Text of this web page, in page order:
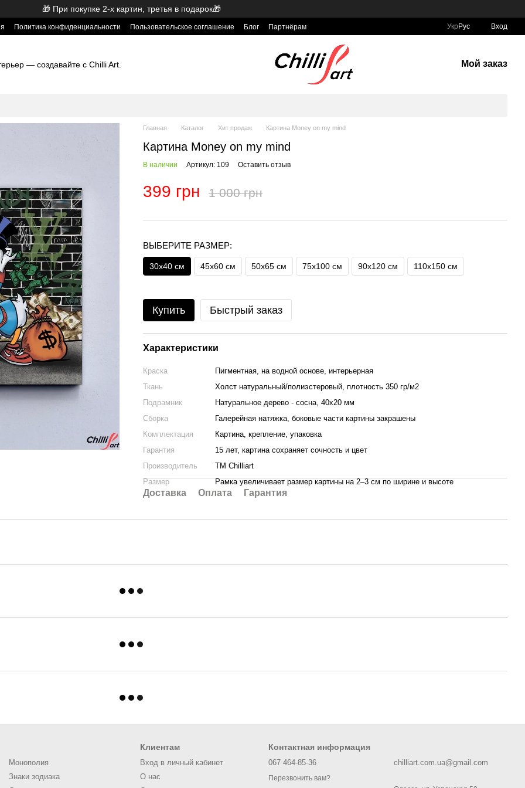
🎁 При покупке 2-х картин, третья в подарок🎁
Политика конфиденциальности Пользовательское соглашение Блог Партнёрам Укр Рус Вход
— создавайте с Chilli Art. Мой заказ
Главная Каталог Хит продаж Картина Money on my mind
Картина Money on my mind
В наличии Артикул: 109 Оставить отзыв
399 грн 1 000 грн
ВЫБЕРИТЕ РАЗМЕР:
30х40 см 45х60 см 50х65 см 75х100 см 90х120 см 110x150 см
Купить Быстрый заказ
Характеристики
Краска
Пигментная, на водной основе, интерьерная
Ткань
Холст натуральный/полиэстеровый, плотность 350 гр/м2
Подрамник
Натуральное дерево - сосна, 40x20 мм
Сборка
Галерейная натяжка, боковые части картины закрашены
Комплектация
Картина, крепление, упаковка
Гарантия
15 лет, картина сохраняет сочность и цвет
Производитель
ТМ Chilliart
Размер
Рамка увеличивает размер картины на 2–3 см по ширине и высоте
Доставка Оплата Гарантия
Монополия
Знаки зодиака
Клиентам
Вход в личный кабинет
О нас
Контактная информация
067 464-85-36
Перезвонить вам?
chilliart.com.ua@gmail.com